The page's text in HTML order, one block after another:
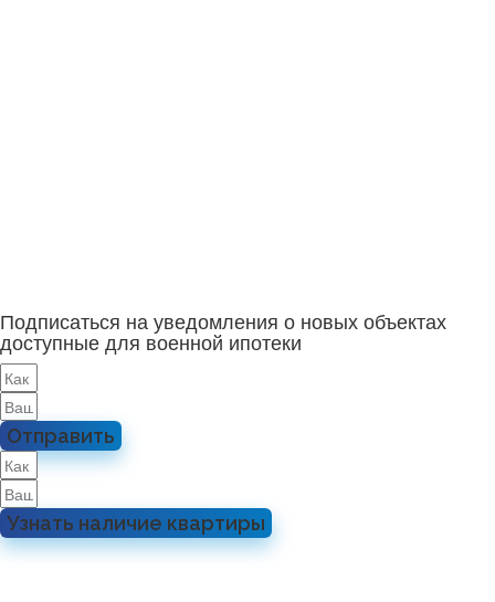
Подписаться на уведомления о новых объектах
доступные для военной ипотеки
Отправить
Узнать наличие квартиры